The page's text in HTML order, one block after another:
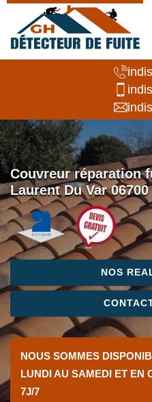
Couvreur réparation
Laurent Du Var 06700
NOS
NOUS SOMMES
LUNDI AU SAMEDI ET EN
7J/7